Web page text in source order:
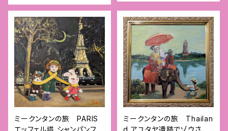
ミークンタンの旅 PARIS
エッフェル塔 シャンパンフラ
ミークンタンの旅 Thailan
d アユタヤ遺跡でゾウさん